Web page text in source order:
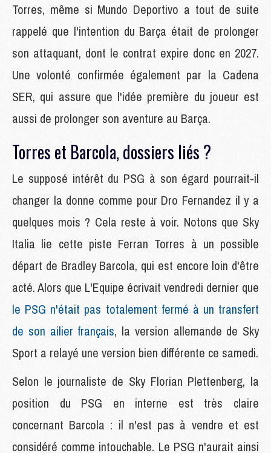
Torres, même si Mundo Deportivo a tout de suite
rappelé que l'intention du Barça était de prolonger
son attaquant, dont le contrat expire donc en 2027.
Une volonté confirmée également par la Cadena
SER, qui assure que l'idée première du joueur est
aussi de prolonger son aventure au Barça.
Torres et Barcola, dossiers liés ?
Le supposé intérêt du PSG à son égard pourrait-il
changer la donne comme pour Dro Fernandez il y a
quelques mois ? Cela reste à voir. Notons que Sky
Italia lie cette piste Ferran Torres à un possible
départ de Bradley Barcola, qui est encore loin d'être
acté. Alors que L'Equipe écrivait vendredi dernier que
le PSG n'était pas totalement fermé à un transfert
de son ailier français, la version allemande de Sky
Sport a relayé une version bien différente ce samedi.
Selon le journaliste de Sky Florian Plettenberg, la
position du PSG en interne est très claire
concernant Barcola : il n'est pas à vendre et est
considéré comme intouchable. Le PSG n'aurait ainsi